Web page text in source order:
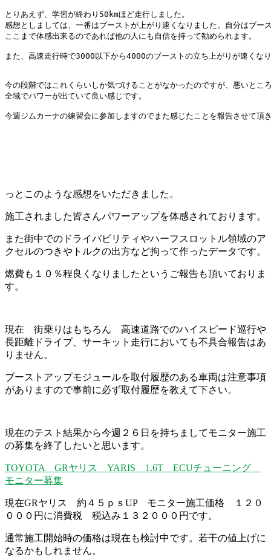
とりあえず、学習が終わり50kmほど走行しました。
感想としましては、一番はブーストが上がり速くなりました。自分はブ
ここまで体感出来るのであれば他の人にも自信を持って勧められます。
また、高速走行時で3000以下から4000のブーストの立ち上がりが速くな
今の段階ではこれくらいしか気づけることがなかったのですが、悪いとこ
全域でパワーが出ていて良い感じです。
今週ジムカーナの練習会に参加しますのでまた感じたことを報告させて頂
っとこのような感想をいただきました。
施工されました皆さんパワーアップを体感されております。
また街中でのドライバビリティやハーフスロットル領域のア
クセルのつきやトルクの出方など拘って作ったデータです。
燃費も１０％程良くなりましたというご報告も頂いておりま
す。
現在 街乗りはもちろん 高速道路でのハイスピード巡行や
長距離ドライブ、サーキット走行においても不具合報告はあ
りません。
ブーストアップモジュールを取付履歴のある車両は注意事項
がありますので事前に必ず取付履歴を教えて下さい。
現在のテスト結果から今週２６日を持ちましてモニター施工
の募集を終了したいと思います。
TOYOTA GRヤリス YARIS 1.6T ECUチューニング
モニター募集
現在GRヤリス 約４５ｐｓUP モニター施工価格 １２０
０００円に消費税 税込み１３２０００円です。
通常施工開始時の価格は現在も検討中です。若干の値上げに
なるかもしれません。